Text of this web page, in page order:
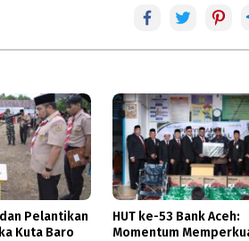
Pelantikan
Kuta Baro
HUT ke-53 Bank Aceh:
Momentum